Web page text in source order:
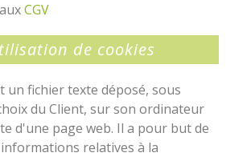
CGV
de cookies
un fichier texte déposé, sous
du Client, sur son ordinateur
d'une page web. Il a pour but de
relatives à la